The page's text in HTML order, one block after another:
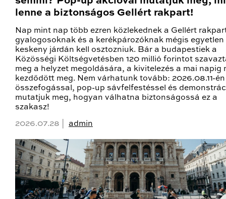
lenne a biztonságos Gellért rakpart!
Nap mint nap több ezren közlekednek a Gellért
gyalogosoknak és a kerékpározóknak mégis egyetlen
keskeny járdán kell osztozniuk. Bár a budapestiek a
Közösségi Költségvetésben 120 millió forintot
meg a helyzet megoldására, a kivitelezés a mai napig
kezdődött meg. Nem várhatunk tovább: 2026.08.11-
összefogással, pop-up sávfelfestéssel és
mutatjuk meg, hogyan válhatna biztonságossá ez a
szakasz!
2026.07.28 | admin